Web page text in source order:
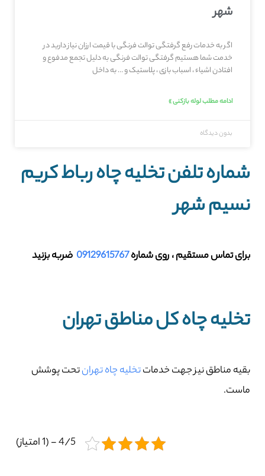
شهر
اگر به خدمات رفع گرفتگی توالت فرنگی با قیمت ارزان نیاز دارید در
خدمت شما هستیم گرفتگی توالت فرنگی به دلیل تجمع مدفوع و
افتادن اشیاء ، اسباب بازی ، پلاستیک و … به داخل
ادامه مطلب لوله بازکنی »
بدون دیدگاه
شماره تلفن تخلیه چاه رباط کریم
نسیم شهر
برای تماس مستقیم ، روی شماره09129615767 ضربه بزنید
تخلیه چاه کل مناطق تهران
بقیه مناطق نیز جهت خدماتتخلیه چاه تهرانتحت پوشش
ماست.
4/5 - (1 امتیاز)